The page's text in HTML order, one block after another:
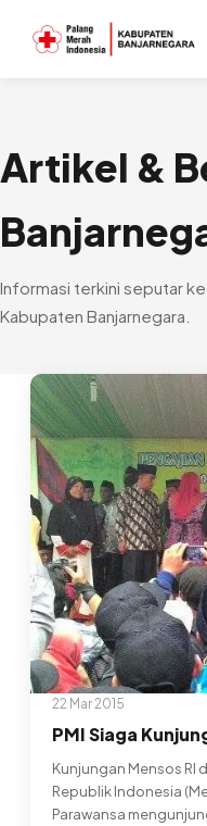
Artikel &
Informasi terkini seputar
Kabupaten Banjarnegara.
22 Mar 2015
PMI Siaga
Kunjungan Mensos RI
Republik Indonesia
Parawansa